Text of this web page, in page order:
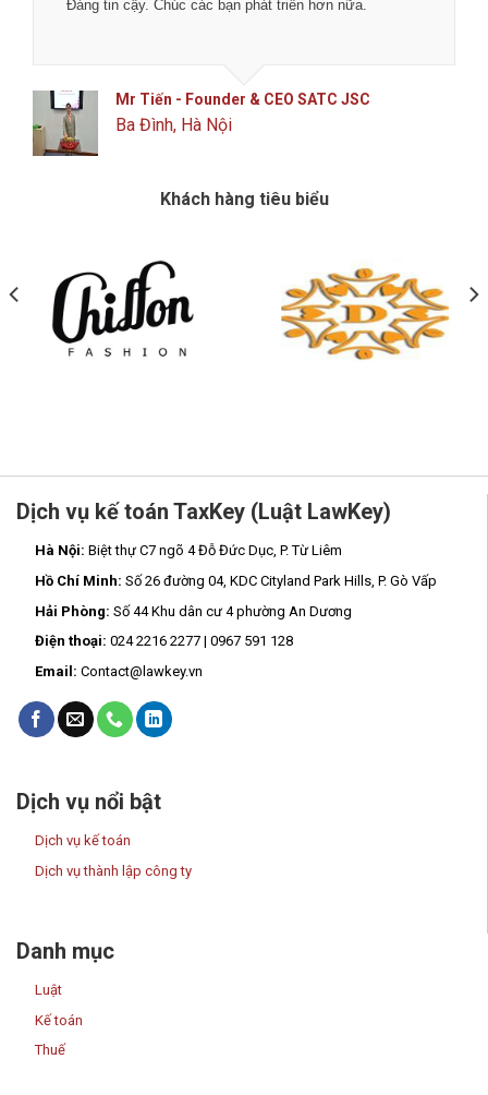
Đáng tin cậy. Chúc các bạn phát triển hơn nữa.
Mr Tiến - Founder & CEO SATC JSC
Ba Đình, Hà Nội
Khách hàng tiêu biểu
Dịch vụ kế toán TaxKey (Luật LawKey)
Hà Nội: Biệt thự C7 ngõ 4 Đỗ Đức Dục, P. Từ Liêm
Hồ Chí Minh: Số 26 đường 04, KDC Cityland Park Hills, P. Gò Vấp
Hải Phòng: Số 44 Khu dân cư 4 phường An Dương
Điện thoại: 024 2216 2277 | 0967 591 128
Email: Contact@lawkey.vn
Dịch vụ nổi bật
Dịch vụ kế toán
Dịch vụ thành lập công ty
Danh mục
Luật
Kế toán
Thuế